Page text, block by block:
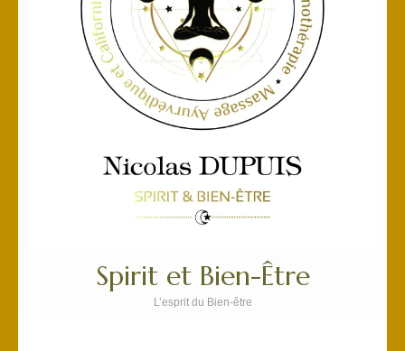
Spirit et Bien-Être
L’esprit du Bien-être